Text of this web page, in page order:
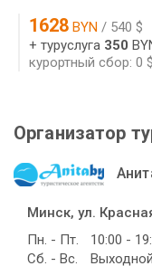
1628 BYN / 540 $
+ туруслуга 350
курортный сбор: 0 $
Организатор
Минск, ул.
Пн. - Пт.
10:00 -
Сб. - Вс.
Выходной